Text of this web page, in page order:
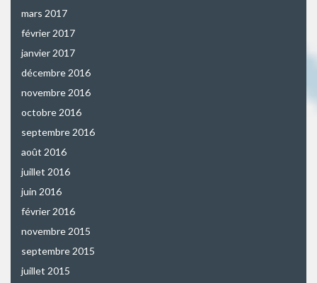
mars 2017
février 2017
janvier 2017
décembre 2016
novembre 2016
octobre 2016
septembre 2016
août 2016
juillet 2016
juin 2016
février 2016
novembre 2015
septembre 2015
juillet 2015